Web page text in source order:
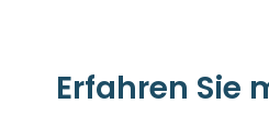
Erfahren Sie